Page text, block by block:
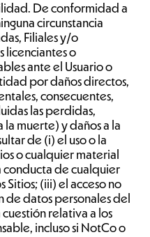
De conformidad a
circunstancia
Filiales y/o
licenciantes o
ante el Usuario o
por daños directos,
consecuentes,
las perdidas,
la muerte) y daños a la
de (i) el uso o la
o cualquier material
conducta de cualquier
Sitios; (iii) el acceso no
datos personales del
relativa a los
incluso si NotCo o